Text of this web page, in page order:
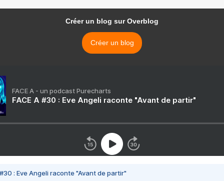
Créer un blog sur Overblog
Créer un blog
FACE A - un podcast Purecharts
FACE A #30 : Eve Angeli raconte "Avant de partir"
#30 : Eve Angeli raconte "Avant de partir"